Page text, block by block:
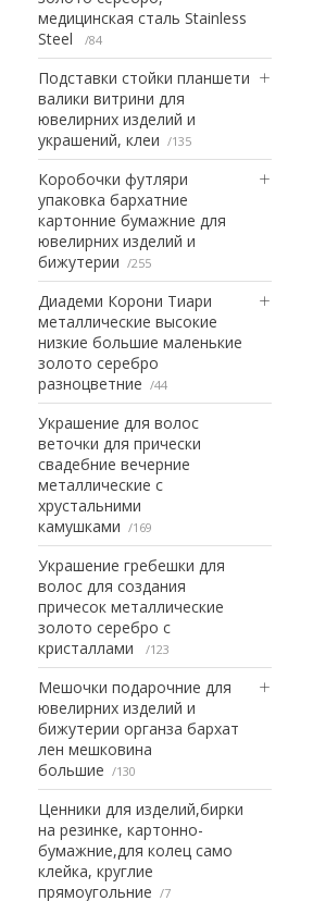
медицинская сталь Stainless
Steel
84
Подставки стойки планшети
валики витрини для
ювелирних изделий и
украшений, клеи
135
Коробочки футляри
упаковка бархатние
картонние бумажние для
ювелирних изделий и
бижутерии
255
Диадеми Корони Тиари
металлические высокие
низкие большие маленькие
золото серебро
разноцветние
44
Украшение для волос
веточки для прически
свадебние вечерние
металлические с
хрустальними
камушками
169
Украшение гребешки для
волос для создания
причесок металлические
золото серебро с
кристаллами
123
Мешочки подарочние для
ювелирних изделий и
бижутерии органза бархат
лен мешковина
большие
130
Ценники для изделий,бирки
на резинке, картонно-
бумажние,для колец само
клейка, круглие
прямоугольние
7